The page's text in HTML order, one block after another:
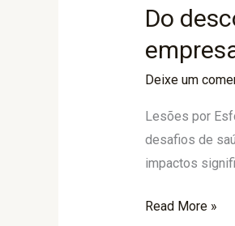
Do
Deixe um
Lesões por
desafios de
impactos
ao
o
custo
invisível
da
LER/DORT
as
Read More »